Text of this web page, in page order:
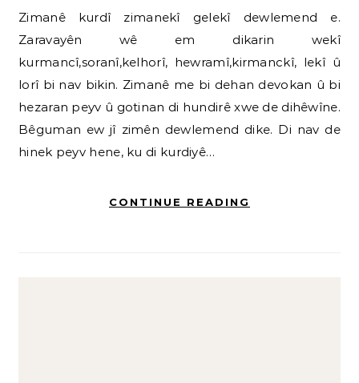
Zimanê kurdî zimanekî gelekî dewlemend e.
Zaravayên wê em dikarin wekî
kurmancî,soranî,kelhorî, hewramî,kirmanckî, lekî û
lorî bi nav bikin. Zimanê me bi dehan devokan û bi
hezaran peyv û gotinan di hundirê xwe de dihêwîne.
Bêguman ew jî zimên dewlemend dike. Di nav de
hinek peyv hene, ku di kurdiyê…
CONTINUE READING